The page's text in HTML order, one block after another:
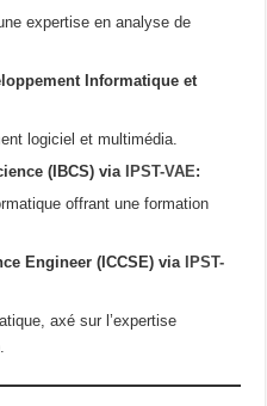
expertise en analyse de
Informatique et
logiciel et multimédia.
(IBCS)via IPST-VAE:
offrant une formation
Engineer (ICCSE) via
IPST-
axé sur l’expertise